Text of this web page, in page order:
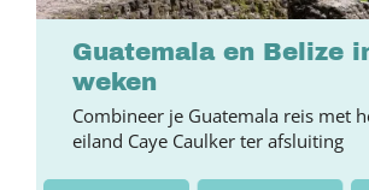
Guatemala en Belize
weken
Combineer je Guatemala reis met
eiland Caye Caulker ter afsluiting